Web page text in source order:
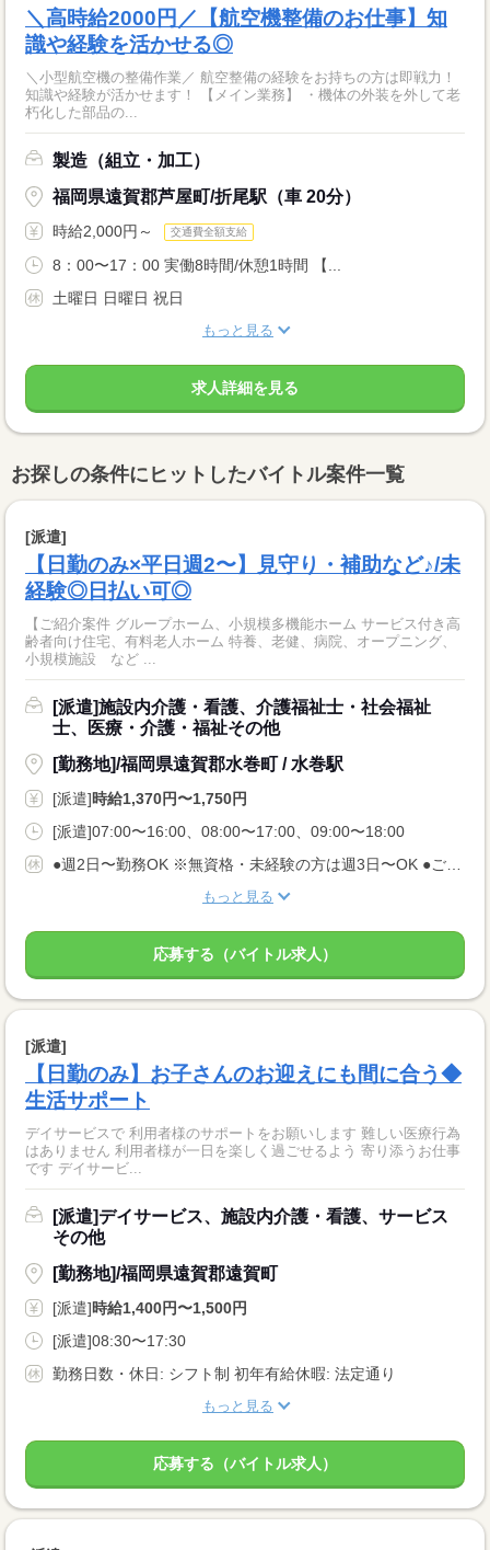
＼高時給2000円／【航空機整備のお仕事】知
識や経験を活かせる◎
＼小型航空機の整備作業／ 航空整備の経験をお持ちの方は即戦力！
知識や経験が活かせます！ 【メイン業務】 ・機体の外装を外して老
朽化した部品の...
製造（組立・加工）
福岡県遠賀郡芦屋町/折尾駅（車 20分）
時給2,000円～ 交通費全額支給
8：00〜17：00 実働8時間/休憩1時間 【...
土曜日 日曜日 祝日
もっと見る
求人詳細を見る
お探しの条件にヒットしたバイトル案件一覧
[派遣]
【日勤のみ×平日週2〜】見守り・補助など♪/未
経験◎日払い可◎
【ご紹介案件 グループホーム、小規模多機能ホーム サービス付き高
齢者向け住宅、有料老人ホーム 特養、老健、病院、オープニング、
小規模施設 など ...
[派遣]施設内介護・看護、介護福祉士・社会福祉
士、医療・介護・福祉その他
[勤務地]/福岡県遠賀郡水巻町 / 水巻駅
[派遣]時給1,370円〜1,750円
[派遣]07:00〜16:00、08:00〜17:00、09:00〜18:00
もっと見る
応募する（バイトル求人）
[派遣]
【日勤のみ】お子さんのお迎えにも間に合う◆
生活サポート
デイサービスで 利用者様のサポートをお願いします 難しい医療行為
はありません 利用者様が一日を楽しく過ごせるよう 寄り添うお仕事
です デイサービ...
[派遣]デイサービス、施設内介護・看護、サービス
その他
[勤務地]/福岡県遠賀郡遠賀町
[派遣]時給1,400円〜1,500円
[派遣]08:30〜17:30
勤務日数・休日: シフト制 初年有給休暇: 法定通り
もっと見る
応募する（バイトル求人）